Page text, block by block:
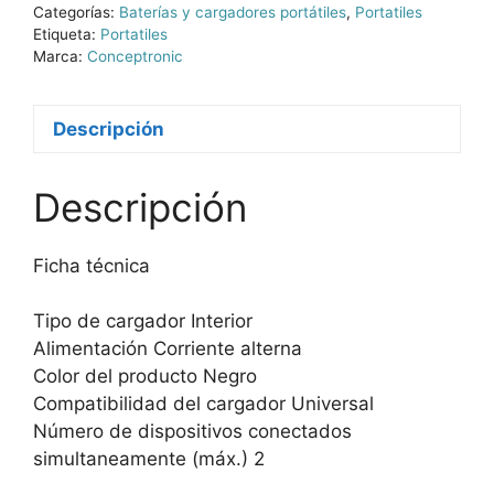
Categorías: Baterías y cargadores portátiles, Portatiles
Etiqueta: Portatiles
Marca: Conceptronic
Descripción
Descripción
Ficha técnica
Tipo de cargador Interior
Alimentación Corriente alterna
Color del producto Negro
Compatibilidad del cargador Universal
Número de dispositivos conectados
simultaneamente (máx.) 2